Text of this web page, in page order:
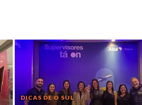
DICAS DE O SUL